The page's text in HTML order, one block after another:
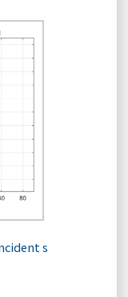
s